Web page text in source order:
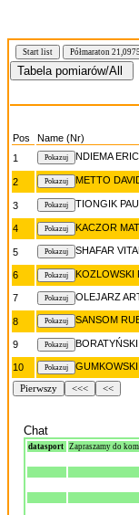
Start list Półmaraton
Pos Name (Nr)
1
NDIEMA
2 METTO
3 TIONGIK
4 KACZOR
5 SHAFAR
6 KOZLOWSKI
7 OLEJARZ
8 SANSOM
9
10
Pierwszy <<< <<
Chat
datasport Zapraszamy do